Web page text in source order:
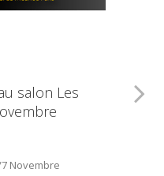
salon Les
Novembre